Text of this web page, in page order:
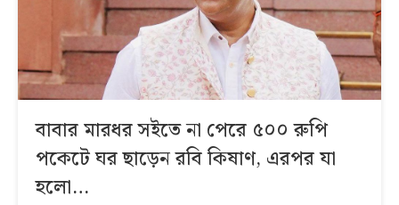
বাবার মারধর সইতে না পেরে ৫০০ রুপি
পকেটে ঘর ছাড়েন রবি কিষাণ, এরপর যা
হলো…